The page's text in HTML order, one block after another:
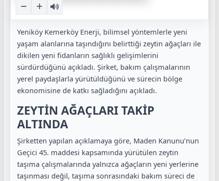
Yeniköy Kemerköy Enerji, bilimsel yöntemlerle yeni
yaşam alanlarına taşındığını belirttiği zeytin ağaçları ile
dikilen yeni fidanların sağlıklı gelişimlerini
sürdürdüğünü açıkladı. Şirket, bakım çalışmalarının
yerel paydaşlarla yürütüldüğünü ve sürecin bölge
ekonomisine de katkı sağladığını açıkladı.
ZEYTİN AĞAÇLARI TAKİP
ALTINDA
Şirketten yapılan açıklamaya göre, Maden Kanunu’nun
Geçici 45. maddesi kapsamında yürütülen zeytin
taşıma çalışmalarında yalnızca ağaçların yeni yerlerine
taşınması değil, taşıma sonrasındaki bakım süreci de